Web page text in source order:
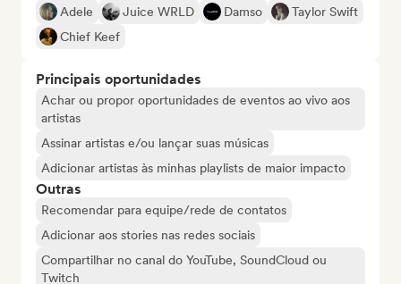
Adele
Juice WRLD Damso
Taylor Swift
Chief Keef
Principais oportunidades
Achar ou propor oportunidades de eventos ao vivo aos
artistas
Assinar artistas e/ou lançar suas músicas
Adicionar artistas às minhas playlists de maior impacto
Outras
Recomendar para equipe/rede de contatos
Adicionar aos stories nas redes sociais
Compartilhar no canal do YouTube, SoundCloud ou
Twitch